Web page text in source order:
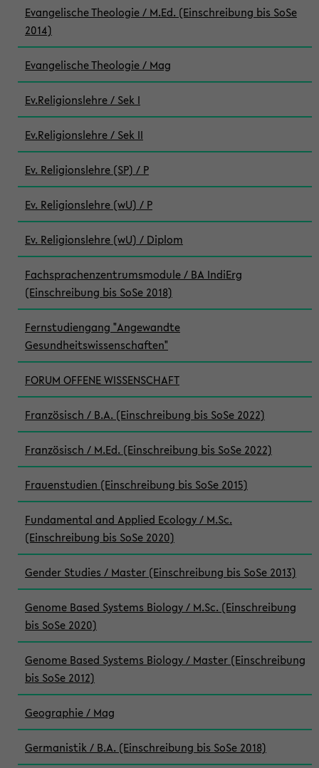
Evangelische Theologie / M.Ed. (Einschreibung bis SoSe
2014)
Evangelische Theologie / Mag
Ev.Religionslehre / Sek I
Ev.Religionslehre / Sek II
Ev. Religionslehre (SP) / P
Ev. Religionslehre (wU) / P
Ev. Religionslehre (wU) / Diplom
Fachsprachenzentrumsmodule / BA IndiErg
(Einschreibung bis SoSe 2018)
Fernstudiengang "Angewandte
Gesundheitswissenschaften"
FORUM OFFENE WISSENSCHAFT
Französisch / B.A. (Einschreibung bis SoSe 2022)
Französisch / M.Ed. (Einschreibung bis SoSe 2022)
Frauenstudien (Einschreibung bis SoSe 2015)
Fundamental and Applied Ecology / M.Sc.
(Einschreibung bis SoSe 2020)
Gender Studies / Master (Einschreibung bis SoSe 2013)
Genome Based Systems Biology / M.Sc. (Einschreibung
bis SoSe 2020)
Genome Based Systems Biology / Master (Einschreibung
bis SoSe 2012)
Geographie / Mag
Germanistik / B.A. (Einschreibung bis SoSe 2018)